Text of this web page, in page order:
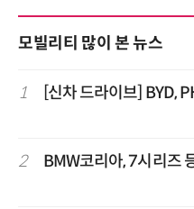
모빌리티 많이 본 뉴스
1 [신차 드라이브] BYD,
2 BMW코리아, 7시리즈